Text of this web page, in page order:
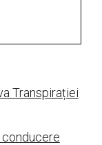
Transpirației